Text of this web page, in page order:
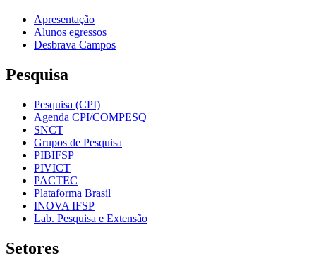
Apresentação
Alunos egressos
Desbrava Campos
Pesquisa
Pesquisa (CPI)
Agenda CPI/COMPESQ
SNCT
Grupos de Pesquisa
PIBIFSP
PIVICT
PACTEC
Plataforma Brasil
INOVA IFSP
Lab. Pesquisa e Extensão
Setores